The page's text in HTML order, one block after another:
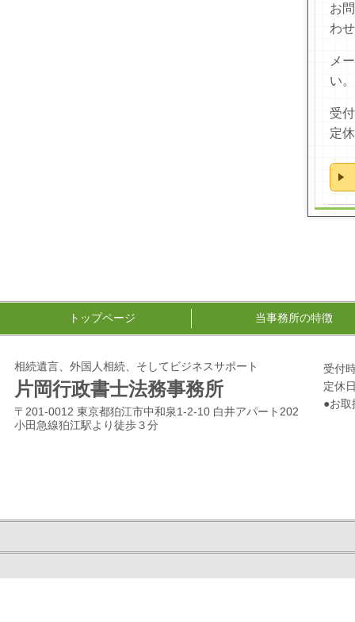
お
わ
メ
い。
受
定
トップページ 当事務所の特徴
相続遺言、外国人相続、そしてビジネスサポート
片岡行政書士法務事務所
〒201-0012 東京都狛江市中和泉1-2-10 白井アパート202
小田急線狛江駅より徒歩３分
受付
定休
●お取